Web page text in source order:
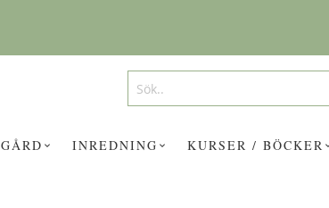
Search
Search
INREDNING KURSER / BÖCKER